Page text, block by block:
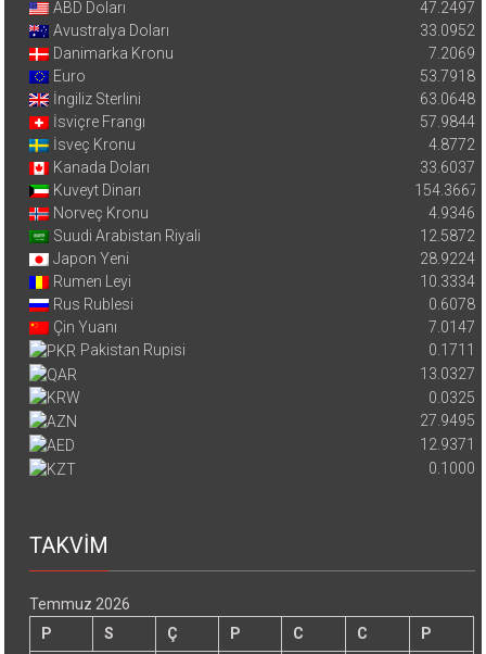
ABD Doları
47.2497
Avustralya Doları
33.0952
Danimarka Kronu
7.2069
Euro
53.7918
İngiliz Sterlini
63.0648
İsviçre Frangı
57.9844
İsveç Kronu
4.8772
Kanada Doları
33.6037
Kuveyt Dinarı
154.3667
Norveç Kronu
4.9346
Suudi Arabistan Riyali
12.5872
Japon Yeni
28.9224
Rumen Leyi
10.3334
Rus Rublesi
0.6078
Çin Yuanı
7.0147
Pakistan Rupisi
0.1711
13.0327
0.0325
27.9495
12.9371
0.1000
TAKVİM
Temmuz 2026
P
S Ç P C C
P